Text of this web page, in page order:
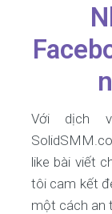
Với dịch
like bài viết
tôi cam kết
một cách an